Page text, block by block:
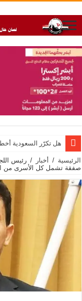
هل تكرّر السعودية
الرئيسية / أخبار / رئيس
صفقة تشمل كل الأسرى من